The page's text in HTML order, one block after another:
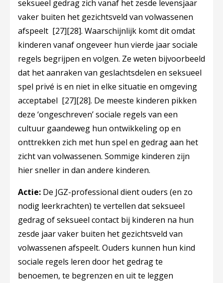
seksueel gedrag zich vanaf het zesde levensjaar
vaker buiten het gezichtsveld van volwassenen
afspeelt [27][28]. Waarschijnlijk komt dit omdat
kinderen vanaf ongeveer hun vierde jaar sociale
regels begrijpen en volgen. Ze weten bijvoorbeeld
dat het aanraken van geslachtsdelen en seksueel
spel privé is en niet in elke situatie en omgeving
acceptabel [27][28]. De meeste kinderen pikken
deze ‘ongeschreven’ sociale regels van een
cultuur gaandeweg hun ontwikkeling op en
onttrekken zich met hun spel en gedrag aan het
zicht van volwassenen. Sommige kinderen zijn
hier sneller in dan andere kinderen.
Actie: De JGZ-professional dient ouders (en zo
nodig leerkrachten) te vertellen dat seksueel
gedrag of seksueel contact bij kinderen na hun
zesde jaar vaker buiten het gezichtsveld van
volwassenen afspeelt. Ouders kunnen hun kind
sociale regels leren door het gedrag te
benoemen, te begrenzen en uit te leggen